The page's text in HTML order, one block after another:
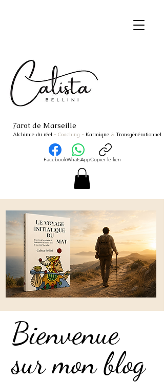
Tarot de Marseille
Alchimie du réel - Coaching - Karmique & Transgénérationnel
FacebookWhatsAppCopier le lien
Bienvenue
sur mon blog
Bienvenue
sur mon blog